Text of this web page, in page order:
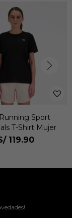
Sport
T-Shirt Mujer
119.90